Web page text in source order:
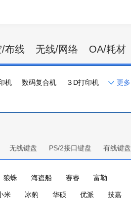
/布线 无线/网络 OA/耗材
机 数码复合机
３D打印机
更多
无线键盘 PS/2接口键盘 有线键盘
狼蛛 海盗船 赛睿 富勒
米 冰豹 华硕 优派
技嘉